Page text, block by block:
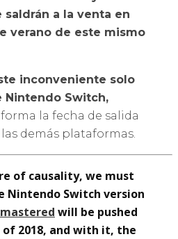
a la venta en
verano de este mismo
inconveniente solo
Nintendo Switch,
la fecha de salida
demás plataformas.
of causality, we must
Nintendo Switch version
will be pushed
2018, and with it, the